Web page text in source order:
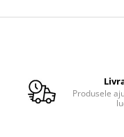
Produsele